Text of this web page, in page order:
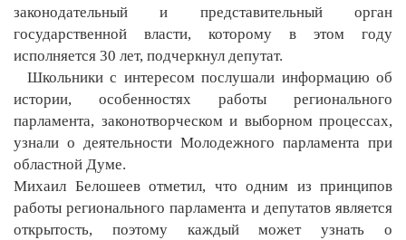
законодательный и представительный орган
государственной власти, которому в этом году
исполняется 30 лет, подчеркнул депутат.
Школьники с интересом послушали информацию об
истории, особенностях работы регионального
парламента, законотворческом и выборном процессах,
узнали о деятельности Молодежного парламента при
областной Думе.
Михаил Белошеев отметил, что одним из принципов
работы регионального парламента и депутатов является
открытость, поэтому каждый может узнать о